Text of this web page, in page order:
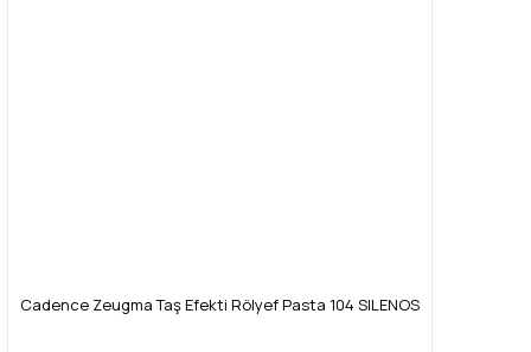
Cadence Zeugma Taş Efekti Rölyef Pasta 104 SILENOS